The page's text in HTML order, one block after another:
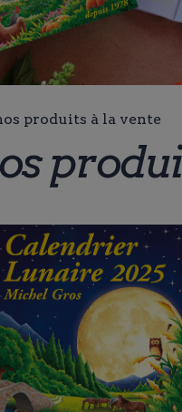
produits à la vente